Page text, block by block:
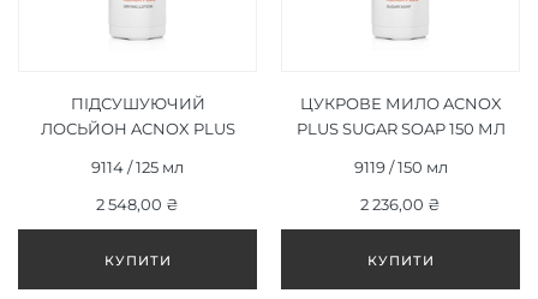
ПІДСУШУЮЧИЙ
ЛОСЬЙОН ACNOX PLUS
9114 / 125 мл
2 548,00 ₴
ЦУКРОВЕ МИЛО ACNOX
PLUS SUGAR SOAP 150 МЛ
9119 / 150 мл
2 236,00 ₴